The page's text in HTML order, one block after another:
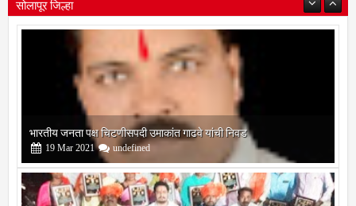
सोलापूर जिल्हा
भारतीय जनता पक्ष चिटणीसपदी उमाकांत गाढवे यांची निवड
19 Mar 2021 undefined
बोरेगाव येथे कांचन फौंडेशन शाखेचे उद्घाटन
13 Mar 2021 undefined